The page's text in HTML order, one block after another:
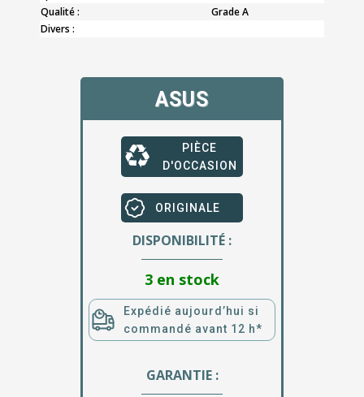
Qualité :
Grade A
Divers :
ASUS
PIÈCE
D'OCCASION
ORIGINALE
DISPONIBILITÉ :
3 en stock
Expédié aujourd’hui si
commandé avant 12 h*
GARANTIE :